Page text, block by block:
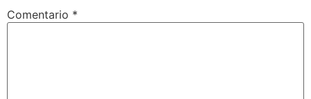
Comentario *